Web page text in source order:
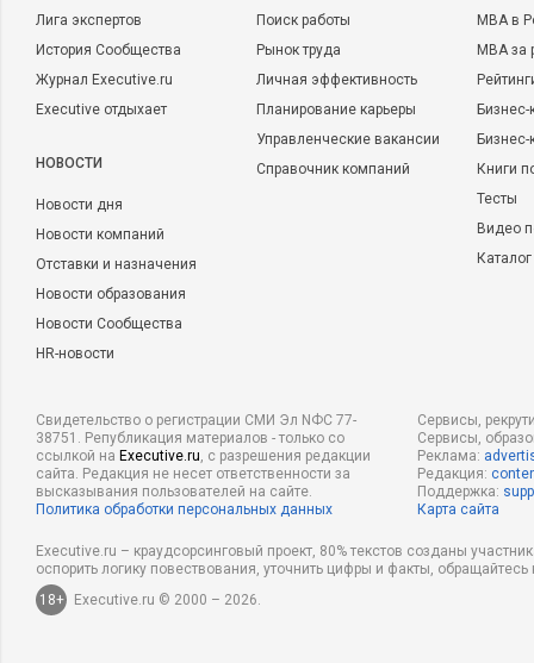
Лига экспертов
История Сообщества
Журнал Executive.ru
Executive отдыхает
НОВОСТИ
Новости дня
Новости компаний
Отставки и назначения
Новости образования
Новости Сообщества
HR-новости
Поиск работы
Рынок труда
Личная эффективность
Планирование карьеры
Управленческие вакансии
Справочник компаний
MBA в
MBA
Бизнес-
Книги
Тесты
Видео
Свидетельство о регистрации СМИ Эл NФС 77-
38751. Републикация материалов - только со
ссылкой на Executive.ru, с разрешения редакции
сайта. Редакция не несет ответственности за
высказывания пользователей на сайте.
Политика обработки персональных данных
Сервисы,
Сервисы,
Реклама:
Редакция:
Поддержка:
Карта сайта
Executive.ru – краудсорсинговый проект, 80% текстов созданы
оспорить логику повествования, уточнить цифры и факты,
18+
Executive.ru © 2000 – 2026.